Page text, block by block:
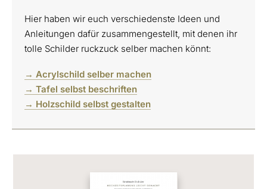
Hier haben wir euch verschiedenste Ideen und
Anleitungen dafür zusammengestellt, mit denen ihr
tolle Schilder ruckzuck selber machen könnt:
→ Acrylschild selber machen
→ Tafel selbst beschriften
→ Holzschild selbst gestalten